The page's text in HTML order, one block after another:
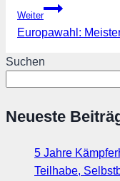
Weiter
Europawahl:
Suchen
Neueste
5 Jahre
Teilhabe,